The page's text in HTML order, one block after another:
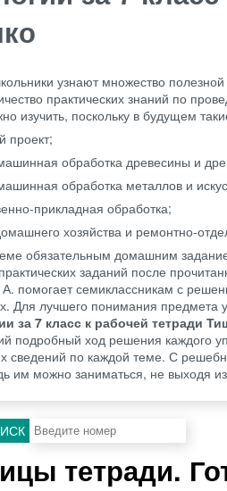
узнают множество
практических знаний по
изучить, поскольку в будущем
проект;
обработка древесины и
обработка металлов и
прикладная обработка;
хозяйства и ремонтно-
обязательным домашним
заданий после
помогает семиклассникам с
Для лучшего понимания предмета
за 7 класс к рабочей тетради
подробный ход решения каждого
сведений по каждой теме. С
им можно заниматься, не выходя
тетради.